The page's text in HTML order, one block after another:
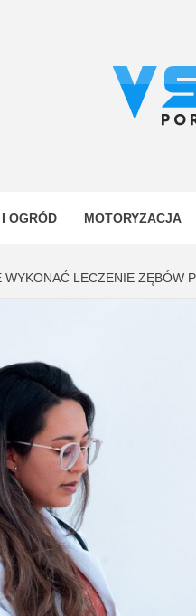
OGRÓD MOTORYZACJA
WYKONAĆ LECZENIE ZĘBÓW